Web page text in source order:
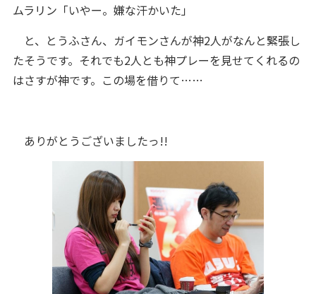
ムラリン「いやー。嫌な汗かいた」
と、とうふさん、ガイモンさんが神2人がなんと緊張し
たそうです。それでも2人とも神プレーを見せてくれるの
はさすが神です。この場を借りて……
ありがとうございましたっ!!